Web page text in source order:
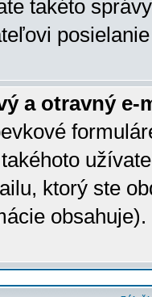
takéto
a otravný e-
ktorý ste